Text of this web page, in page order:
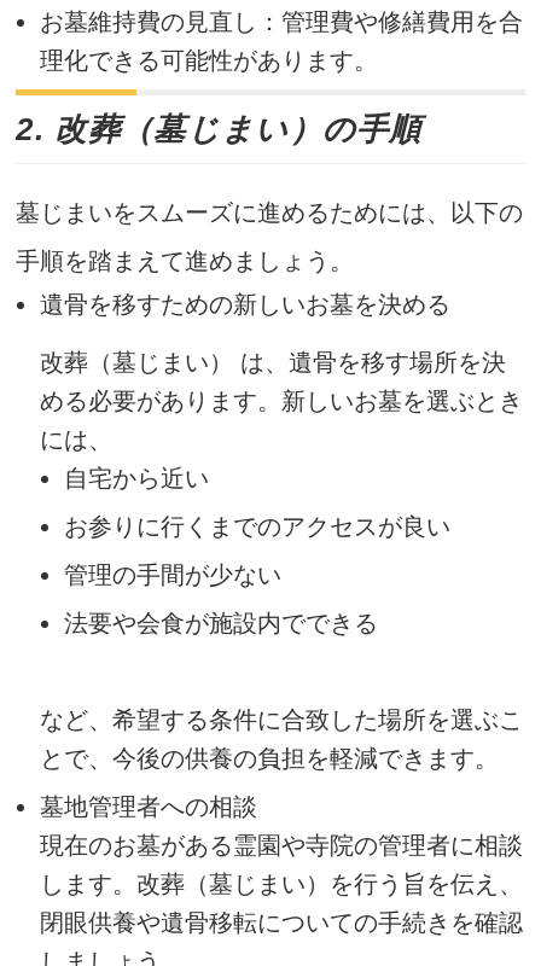
お墓維持費の見直し：管理費や修繕費用を合
理化できる可能性があります。
2. 改葬（墓じまい）の手順
墓じまいをスムーズに進めるためには、以下の
手順を踏まえて進めましょう。
遺骨を移すための新しいお墓を決める
改葬（墓じまい） は、遺骨を移す場所を決
める必要があります。新しいお墓を選ぶとき
には、
自宅から近い
お参りに行くまでのアクセスが良い
管理の手間が少ない
法要や会食が施設内でできる
など、希望する条件に合致した場所を選ぶこ
とで、今後の供養の負担を軽減できます。
墓地管理者への相談
現在のお墓がある霊園や寺院の管理者に相談
します。改葬（墓じまい）を行う旨を伝え、
閉眼供養や遺骨移転についての手続きを確認